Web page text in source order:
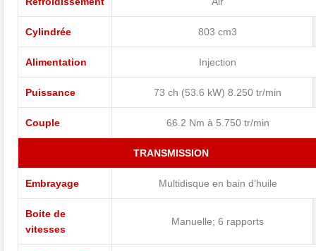
Cylindrée 803 cm3
Alimentation Injection
Puissance 73 ch (53.6 kW) 8.250 tr/min
Couple 66.2 Nm à 5.750 tr/min
TRANSMISSION
Embrayage Multidisque en bain d’huile
Boite de
vitesses
Manuelle; 6 rapports